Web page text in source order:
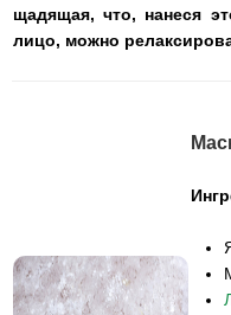
щадящая, что, нанеся
лицо, можно